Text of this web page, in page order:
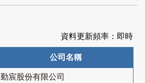
資料更新頻率：即時
公司名稱
勤宸股份有限公司